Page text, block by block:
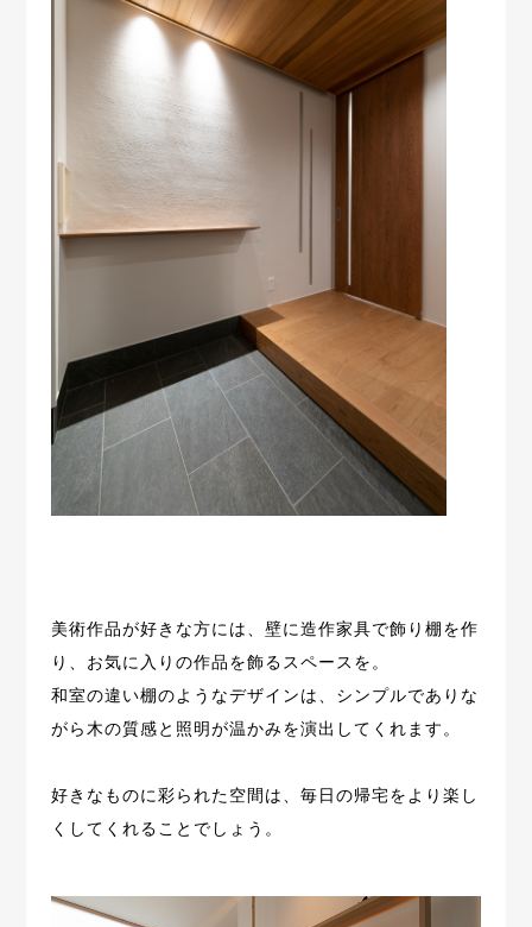
美術作品が好きな方には、壁に造作家具で飾り棚を作
り、 お気に入りの作品を飾るスペースを。
和室の違い棚のようなデザインは、 シンプルでありな
がら木の質感と照明が温かみを演出してくれます。
好きなものに彩られた空間は、毎日の帰宅をより楽し
くしてくれることでしょう。